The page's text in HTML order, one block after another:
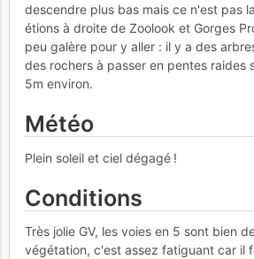
descendre plus bas mais ce n'est pas
étions à droite de Zoolook et Gorges
peu galère pour y aller : il y a des
des rochers à passer en pentes raides
5m environ.
Météo
Plein soleil et ciel dégagé !
Conditions
Très jolie GV, les voies en 5 sont bien
végétation, c'est assez fatiguant car il